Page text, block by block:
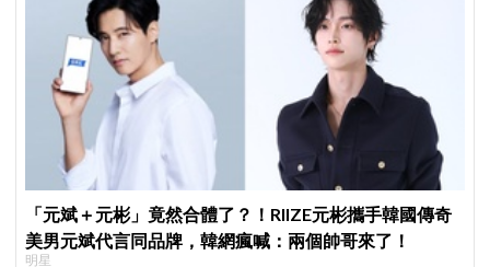
「元斌＋元彬」竟然合體了？！RIIZE元彬攜手韓國傳奇
美男元斌代言同品牌，韓網瘋喊：兩個帥哥來了！
明星